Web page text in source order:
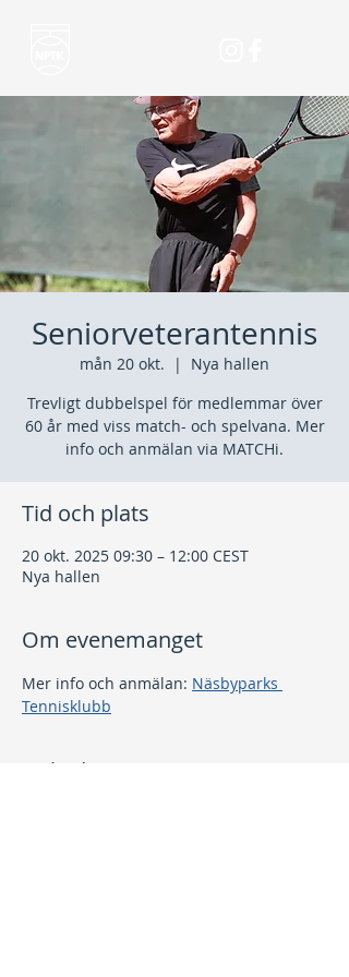
Seniorveterantennis
mån 20 okt.
  |
Nya hallen
Trevligt dubbelspel för medlemmar över
60 år med viss match- och spelvana. Mer
info och anmälan via MATCHi.
Tid och plats
20 okt. 2025 09:30 – 12:00 CEST
Nya hallen
Om evenemanget
Mer info och anmälan: Näsbyparks
Tennisklubb
Dela detta evenemang